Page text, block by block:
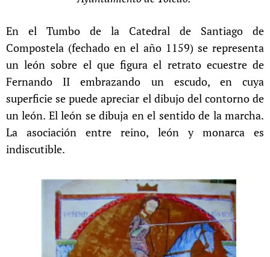
En el Tumbo de la Catedral de Santiago de
Compostela (fechado en el año 1159) se representa
un león sobre el que figura el retrato ecuestre de
Fernando II embrazando un escudo, en cuya
superficie se puede apreciar el dibujo del contorno de
un león. El león se dibuja en el sentido de la marcha.
La asociación entre reino, león y monarca es
indiscutible.